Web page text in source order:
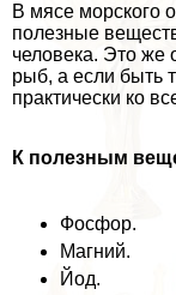
В мясе морского
полезные
человека. Это же
рыб, а если быть
пpaктически ко
К полезным
Фосфор.
Магний.
Йод.